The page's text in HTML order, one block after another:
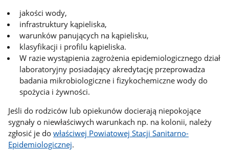
jakości wody,
infrastruktury kąpieliska,
warunków panujących na kąpielisku,
klasyfikacji i profilu kąpieliska.
W razie wystąpienia zagrożenia epidemiologicznego dział
laboratoryjny posiadający akredytację przeprowadza
badania mikrobiologiczne i fizykochemiczne wody do
spożycia i żywności.
Jeśli do rodziców lub opiekunów docierają niepokojące
sygnały o niewłaściwych warunkach np. na kolonii, należy
zgłosić je dowłaściwej Powiatowej Stacji Sanitarno-
Epidemiologicznej.